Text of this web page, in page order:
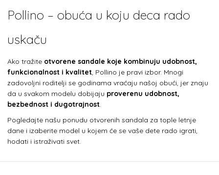
Pollino – obuća u koju deca rado
uskaču
Ako tražite otvorene sandale koje kombinuju udobnost,
funkcionalnost i kvalitet, Pollino je pravi izbor. Mnogi
zadovoljni roditelji se godinama vraćaju našoj obući, jer znaju
da u svakom modelu dobijaju proverenu udobnost,
bezbednost i dugotrajnost.
Pogledajte našu ponudu otvorenih sandala za tople letnje
dane i izaberite model u kojem će se vaše dete rado igrati,
hodati i istraživati svet.